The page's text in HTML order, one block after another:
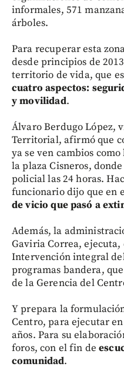
informales, 571
árboles.
Para recuperar esta
desde principios de
territorio de vida, que
cuatro aspectos:
y movilidad.
Álvaro Berdugo López,
Territorial, afirmó que
ya se ven cambios
la plaza Cisneros,
policial las 24 horas.
funcionario dijo que en
de vicio que pasó a
Además, la
Gaviria Correa,
Intervención integral
programas bandera,
de la Gerencia del
Y prepara la
Centro, para ejecutar
años. Para su
foros, con el fin de
comunidad.